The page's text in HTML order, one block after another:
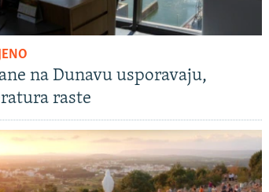
na Dunavu usporavaju,
raste